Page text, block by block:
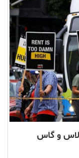
لاس و گاس